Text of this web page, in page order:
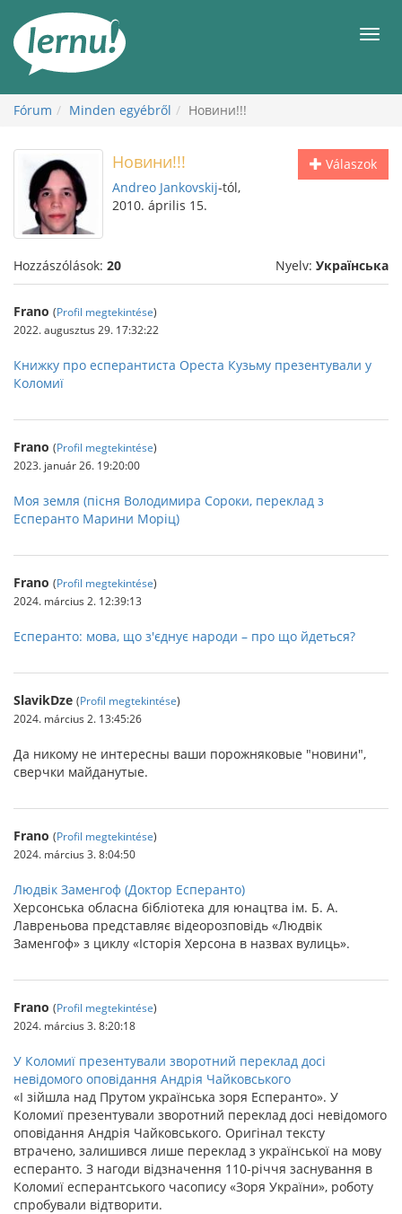
Fórum Minden egyébről Новини!!!
Válaszok
Новини!!!
Andreo Jankovskij-tól,
2010. április 15.
Hozzászólások: 20 Nyelv: Українська
Frano (Profil megtekintése)
2022. augusztus 29. 17:32:22
Книжку про есперантиста Ореста Кузьму презентували у
Коломиї
Frano (Profil megtekintése)
2023. január 26. 19:20:00
Моя земля (пісня Володимира Сороки, переклад з
Есперанто Марини Моріц)
Frano (Profil megtekintése)
2024. március 2. 12:39:13
Есперанто: мова, що з'єднує народи – про що йдеться?
SlavikDze (Profil megtekintése)
2024. március 2. 13:45:26
Да никому не интересны ваши порожняковые "новини",
сверчки майданутые.
Frano (Profil megtekintése)
2024. március 3. 8:04:50
Людвік Заменгоф (Доктор Есперанто)
Херсонська обласна бібліотека для юнацтва ім. Б. А.
Лавреньова представляє відеорозповідь «Людвік
Заменгоф» з циклу «Історія Херсона в назвах вулиць».
Frano (Profil megtekintése)
2024. március 3. 8:20:18
У Коломиї презентували зворотний переклад досі
невідомого оповідання Андрія Чайковського
«І зійшла над Прутом українська зоря Есперанто». У
Коломиї презентували зворотний переклад досі невідомого
оповідання Андрія Чайковського. Оригінал тексту
втрачено, залишився лише переклад з української на мову
есперанто. З нагоди відзначення 110-річчя заснування в
Коломиї есперантського часопису «Зоря України», роботу
спробували відтворити.